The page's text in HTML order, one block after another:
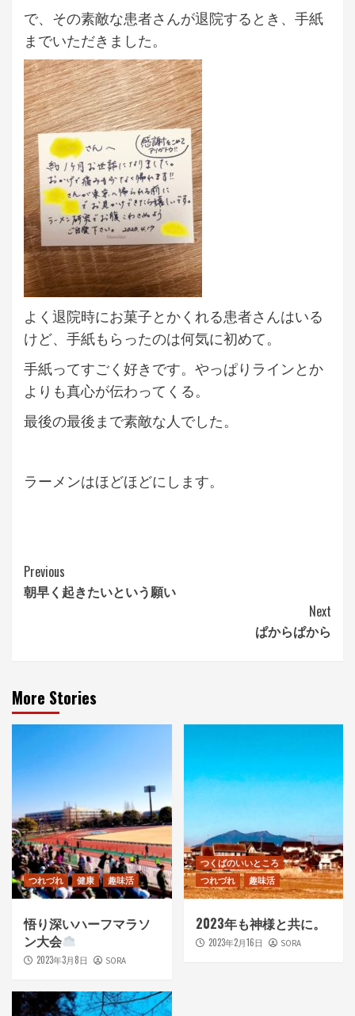
で、その素敵な患者さんが退院するとき、手紙
までいただきました。
よく退院時にお菓子とかくれる患者さんはいる
けど、手紙もらったのは何気に初めて。
手紙ってすごく好きです。やっぱりラインとか
よりも真心が伝わってくる。
最後の最後まで素敵な人でした。
ラーメンはほどほどにします。
Continue
Reading
Previous
朝早く起きたいという願い
Next
ぱからぱから
More Stories
つれづれ 健康 趣味活
悟り深いハーフマラソ
ン大会
2023年3月8日 SORA
つくばのいいところ
つれづれ
趣味活
2023年も神様と共に。
2023年2月16日 SORA